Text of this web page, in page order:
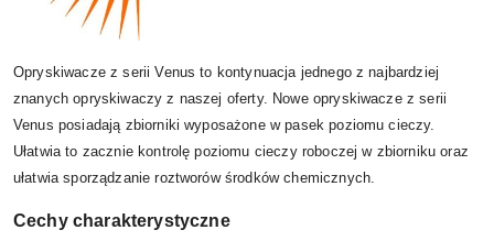
Opryskiwacze z serii Venus to kontynuacja jednego z najbardziej
znanych opryskiwaczy z naszej oferty. Nowe opryskiwacze z serii
Venus posiadają zbiorniki wyposażone w pasek poziomu cieczy.
Ułatwia to zacznie kontrolę poziomu cieczy roboczej w zbiorniku oraz
ułatwia sporządzanie roztworów środków chemicznych.
Cechy charakterystyczne